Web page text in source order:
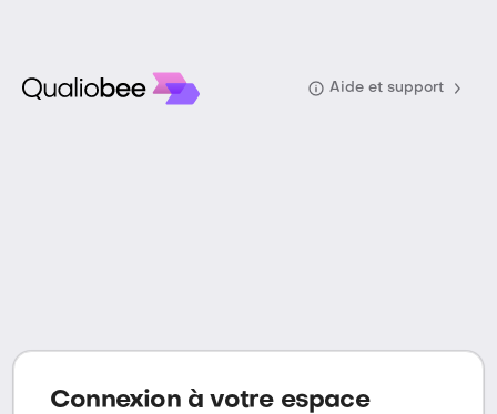
Aide et support
Connexion à votre espace